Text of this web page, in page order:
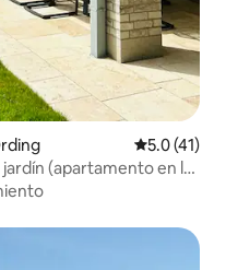
Calificación
5.0 (41)
(apartamento en la